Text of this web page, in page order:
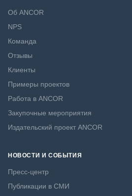
Об ANCOR
NPS
Команда
Отзывы
Клиенты
Примеры проектов
Работа в ANCOR
Закупочные мероприятия
Издательский проект ANCOR
НОВОСТИ И СОБЫТИЯ
Пресс-центр
Публикации в СМИ